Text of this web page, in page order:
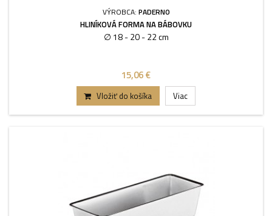
VÝROBCA: PADERNO
HLINÍKOVÁ FORMA NA BÁBOVKU
∅ 18 - 20 - 22 cm
15,06 €
Vložiť do košíka Viac